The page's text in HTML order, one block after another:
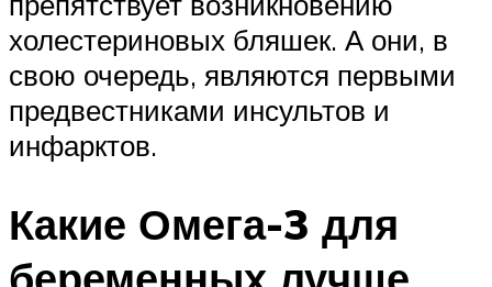
холестериновых бляшек. А они, в
свою очередь, являются первыми
предвестниками инсультов и
инфарктов.
Какие Омега-3 для